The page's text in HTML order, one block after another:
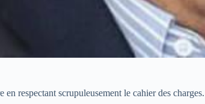
respectant scrupuleusement le cahier des charges.